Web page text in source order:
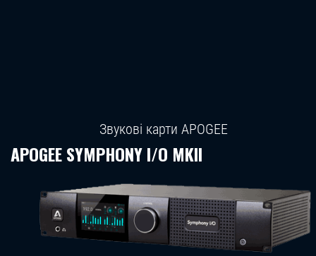
Звукові карти APOGEE
APOGEE SYMPHONY I/O MKII